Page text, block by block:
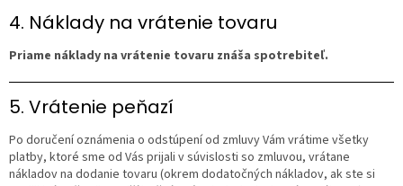
4. Náklady na vrátenie tovaru
Priame náklady na vrátenie tovaru znáša spotrebiteľ.
5. Vrátenie peňazí
Po doručení oznámenia o odstúpení od zmluvy Vám vrátime všetky
platby, ktoré sme od Vás prijali v súvislosti so zmluvou, vrátane
nákladov na dodanie tovaru (okrem dodatočných nákladov, ak ste si